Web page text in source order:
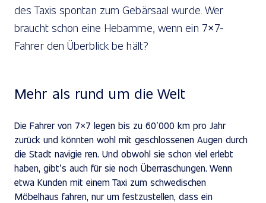
des Taxis spontan zum Gebärsaal wurde. Wer
braucht schon eine Hebamme, wenn ein 7×7-
Fahrer den Überblick be hält?
Mehr als rund um die Welt
Die Fahrer von 7×7 legen bis zu 60’000 km pro Jahr
zurück und könnten wohl mit geschlossenen Augen durch
die Stadt navigie ren. Und obwohl sie schon viel erlebt
haben, gibt’s auch für sie noch Überraschungen. Wenn
etwa Kunden mit einem Taxi zum schwedischen
Möbelhaus fahren, nur um festzustellen, dass ein